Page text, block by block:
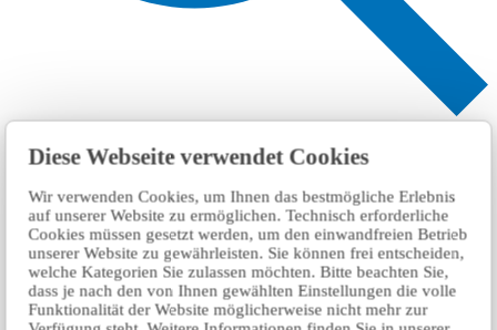
Diese Webseite verwendet Cookies
Wir verwenden Cookies, um Ihnen das bestmögliche Erlebnis
auf unserer Website zu ermöglichen. Technisch erforderliche
Cookies müssen gesetzt werden, um den einwandfreien Betrieb
unserer Website zu gewährleisten. Sie können frei entscheiden,
welche Kategorien Sie zulassen möchten. Bitte beachten Sie,
dass je nach den von Ihnen gewählten Einstellungen die volle
Funktionalität der Website möglicherweise nicht mehr zur